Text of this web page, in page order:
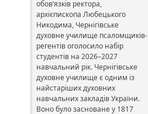
обов’язків ректора,
архієпископа Любецького
Никодима, Чернігівське
духовне училище псаломщиків-
регентів оголосило набір
студентів на 2026–2027
навчальний рік. Чернігівське
духовне училище є одним із
найстаріших духовних
навчальних закладів України.
Воно було засноване у 1817